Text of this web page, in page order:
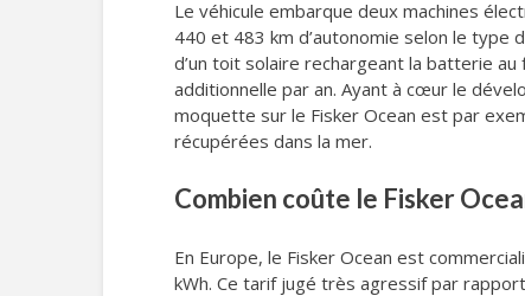
Le véhicule embarque deux machines
440 et 483 km d’autonomie selon le
d’un toit solaire rechargeant la batterie
additionnelle par an. Ayant à cœur le
moquette sur le Fisker Ocean est par
récupérées dans la mer.
Combien coûte le Fisker
En Europe, le Fisker Ocean est
kWh. Ce tarif jugé très agressif par